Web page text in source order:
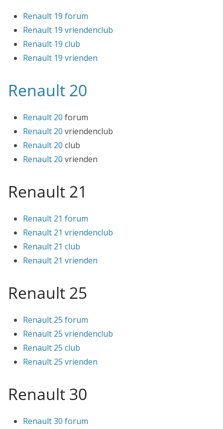
Renault 19 forum
Renault 19 vriendenclub
Renault 19 club
Renault 19 vrienden
Renault 20
Renault 20 forum
Renault 20 vriendenclub
Renault 20 club
Renault 20 vrienden
Renault 21
Renault 21 forum
Renault 21 vriendenclub
Renault 21 club
Renault 21 vrienden
Renault 25
Renault 25 forum
Renault 25 vriendenclub
Renault 25 club
Renault 25 vrienden
Renault 30
Renault 30 forum